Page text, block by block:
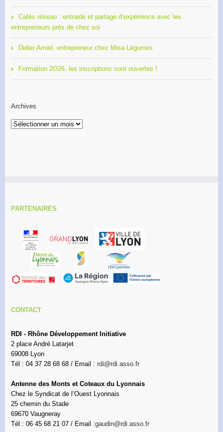
Cafés réseau : entraide et partage d’expérience avec les
entrepreneurs près de chez soi
Didier Amiel, entrepreneur chez Misa Légumes
Formation 2O26, les inscriptions sont ouvertes !
Archives
Archives
PARTENAIRES
CONTACT
RDI - Rhône Développement Initiative
2 place André Latarjet
69008 Lyon
Tél : 04 37 28 68 68 / Email : rdi@rdi.asso.fr
Antenne des Monts et Coteaux du Lyonnais
Chez le Syndicat de l’Ouest Lyonnais
25 chemin du Stade
69670 Vaugneray
Tél : 06 45 68 21 07 / Email :gaudin@rdi.asso.fr